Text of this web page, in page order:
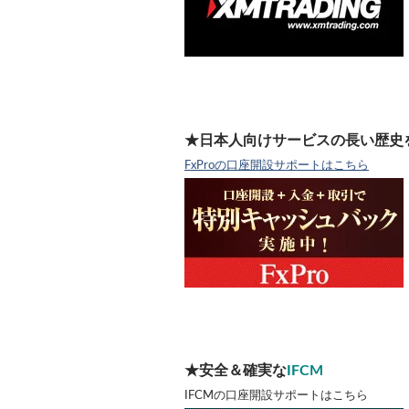
★日本人向けサービスの長い歴史
FxProの口座開設サポートはこちら
★安全＆確実な IFCM
IFCMの口座開設サポートはこちら